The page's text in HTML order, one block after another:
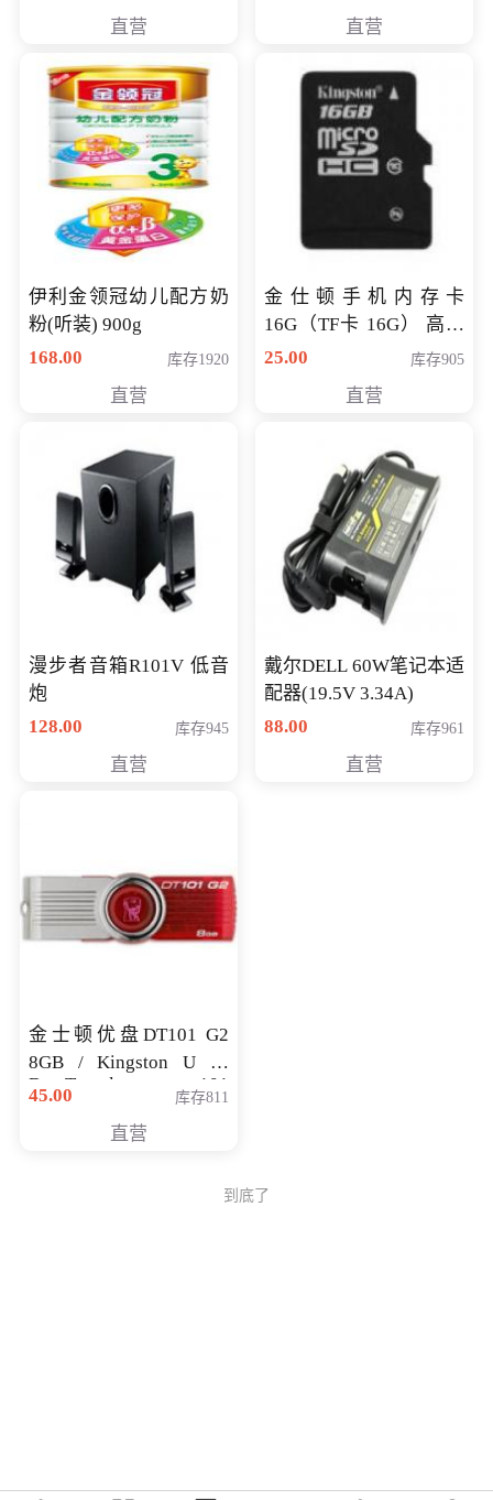
直营 直营
伊利金领冠幼儿配方奶
粉(听装) 900g
168.00
库存1920
直营
金仕顿手机内存卡
16G（TF卡 16G） 高速
卡 CLASS 10
25.00 库存905
直营
漫步者音箱R101V 低音
炮
128.00
库存945
直营
戴尔DELL 60W笔记本适
配器(19.5V 3.34A)
88.00
库存961
直营
金士顿优盘DT101 G2
8GB / Kingston U 盘
DataTraveler 101
Generati
45.00 库存811
直营
到底了